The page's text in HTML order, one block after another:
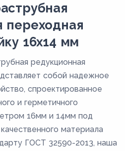
переходная
16х14 мм
редукционная
собой надежное
спроектированное
и герметичного
16мм и 14мм под
материала
ГОСТ 32590-2013, наша